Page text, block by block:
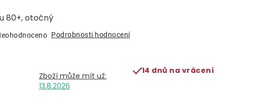
80+, otočný
Podrobnosti hodnocení
13.8.2026
14 dnů na vrácení